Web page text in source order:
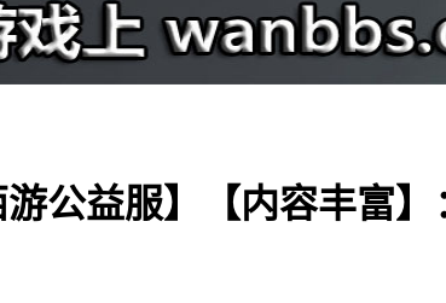
游公益服】【内容丰富